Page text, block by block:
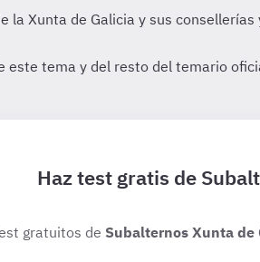
Haz test gratis de
gratuitos de Subalternos Xunta de